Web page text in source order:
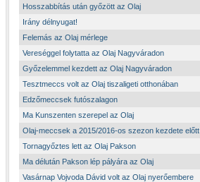
Hosszabbítás után győzött az Olaj
Irány délnyugat!
Felemás az Olaj mérlege
Vereséggel folytatta az Olaj Nagyváradon
Győzelemmel kezdett az Olaj Nagyváradon
Tesztmeccs volt az Olaj tiszaligeti otthonában
Edzőmeccsek futószalagon
Ma Kunszenten szerepel az Olaj
Olaj-meccsek a 2015/2016-os szezon kezdete előtt
Tornagyőztes lett az Olaj Pakson
Ma délután Pakson lép pályára az Olaj
Vasárnap Vojvoda Dávid volt az Olaj nyerőembere